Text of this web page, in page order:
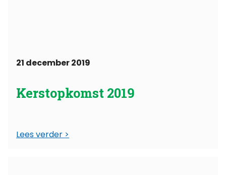
21 december 2019
Kerstopkomst 2019
Lees verder